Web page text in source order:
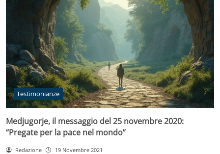
Testimonianze
Medjugorje, il messaggio del 25 novembre 2020:
“Pregate per la pace nel mondo”
Redazione 19 Novembre 2021